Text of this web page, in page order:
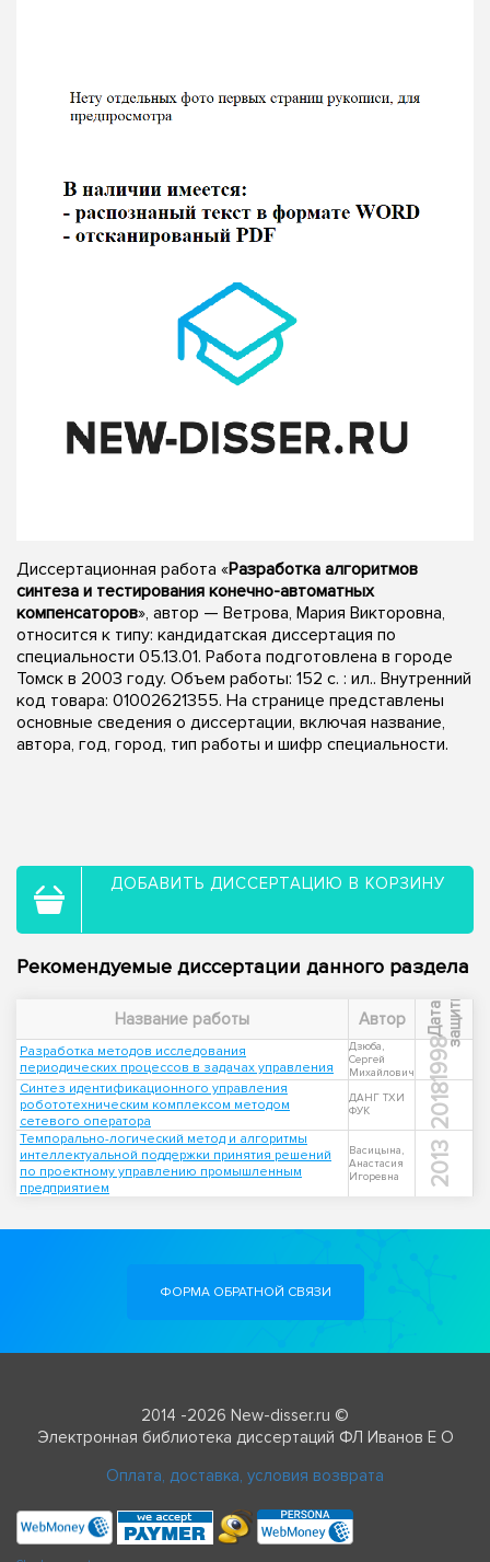
Диссертационная работа «Разработка алгоритмов
синтеза и тестирования конечно-автоматных
компенсаторов», автор — Ветрова, Мария Викторовна,
относится к типу: кандидатская диссертация по
специальности 05.13.01. Работа подготовлена в городе
Томск в 2003 году. Объем работы: 152 с. : ил.. Внутренний
код товара: 01002621355. На странице представлены
основные сведения о диссертации, включая название,
автора, год, город, тип работы и шифр специальности.
ДОБАВИТЬ ДИССЕРТАЦИЮ В КОРЗИНУ
Рекомендуемые диссертации данного раздела
Название работы Автор Д
а
т
а
з
а
щ
и
т ы
Разработка методов исследования
периодических процессов в задачах управления
Дзюба,
Сергей
Михайлович
1998
Синтез идентификационного управления
робототехническим комплексом методом
сетевого оператора
ДАНГ ТХИ
ФУК
2018
Темпорально-логический метод и алгоритмы
интеллектуальной поддержки принятия решений
по проектному управлению промышленным
предприятием
Васицына,
Анастасия
Игоревна
2013
ФОРМА ОБРАТНОЙ СВЯЗИ
2014 -2026 New-disser.ru ©
Электронная библиотека диссертаций ФЛ Иванов Е О
Оплата, доставка, условия возврата